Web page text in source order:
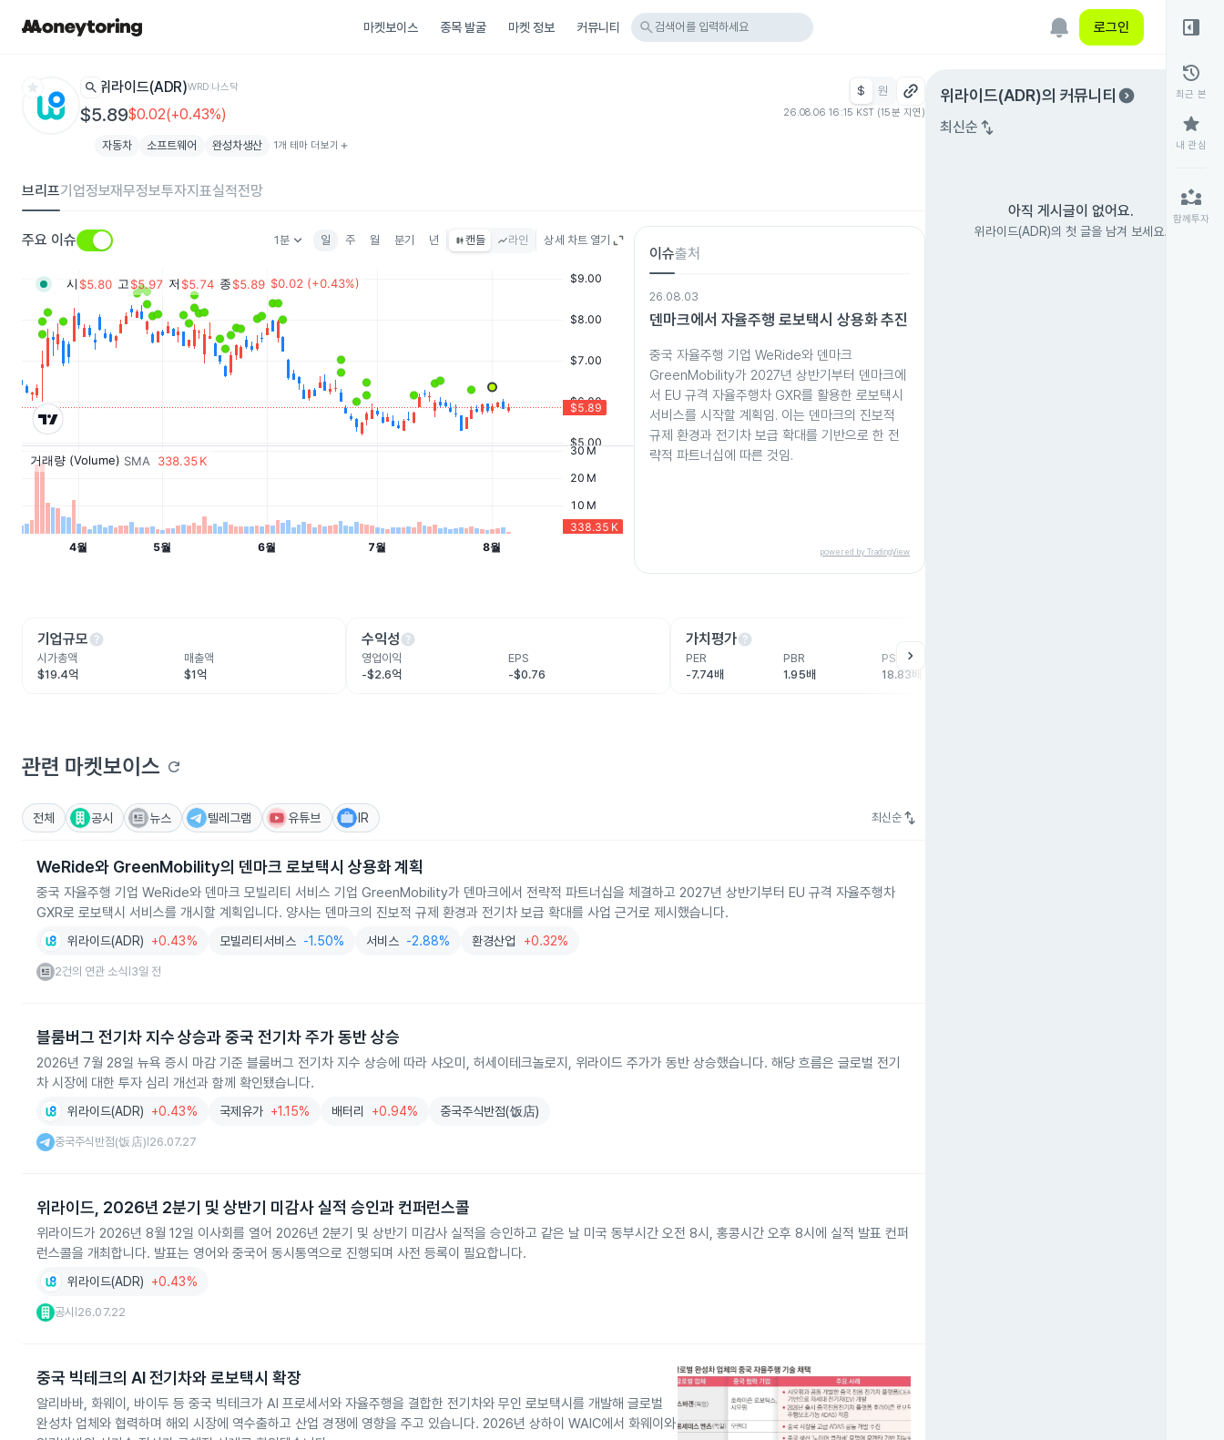
마켓보이스 종목 발굴 마켓 정보 커뮤니티 search 검색어를 입력하세요 로그인
star search 위라이드(ADR)WRD나스닥
$5.89$0.02(+0.43%)
$ 원
26.08.06 16:15 KST (15분 지연)
자동차 소프트웨어 완성차생산 1개 테마 더보기 add
브리프기업정보재무정보투자지표실적전망
주요 이슈 1분keyboard_arrow_down 일 주 월 분기 년 캔들 라인 상세 차트 열기
이슈출처
26.08.03
덴마크에서 자율주행 로보택시 상용화 추진
중국 자율주행 기업 WeRide와 덴마크
GreenMobility가 2027년 상반기부터 덴마크에
서 EU 규격 자율주행차 GXR를 활용한 로보택시
서비스를 시작할 계획임. 이는 덴마크의 진보적
규제 환경과 전기차 보급 확대를 기반으로 한 전
략적 파트너십에 따른 것임.
powered by TradingView
기업규모help
시가총액
$19.4억
매출액
$1억
수익성help
영업이익
-$2.6억
EPS
-$0.76
가치평가help
PER
-7.74배
PBR
1.95배
PSR
18.83배
chevron_right
관련 마켓보이스 refresh
전체 공시 뉴스 텔레그램 유튜브 IR 최신순 swap_vert
WeRide와 GreenMobility의 덴마크 로보택시 상용화 계획
중국 자율주행 기업 WeRide와 덴마크 모빌리티 서비스 기업 GreenMobility가 덴마크에서 전략적 파트너십을 체결하고 2027년 상반기부터 EU 규격 자율주행차
GXR로 로보택시 서비스를 개시할 계획입니다. 양사는 덴마크의 진보적 규제 환경과 전기차 보급 확대를 사업 근거로 제시했습니다.
위라이드(ADR) +0.43% 모빌리티서비스 -1.50% 서비스 -2.88% 환경산업 +0.32%
2건의 연관 소식 3일 전
블룸버그 전기차 지수 상승과 중국 전기차 주가 동반 상승
2026년 7월 28일 뉴욕 증시 마감 기준 블룸버그 전기차 지수 상승에 따라 샤오미, 허세이테크놀로지, 위라이드 주가가 동반 상승했습니다. 해당 흐름은 글로벌 전기
차 시장에 대한 투자 심리 개선과 함께 확인됐습니다.
위라이드(ADR) +0.43% 국제유가 +1.15% 배터리 +0.94% 중국주식반점(饭店)
중국주식반점(饭店) 26.07.27
위라이드, 2026년 2분기 및 상반기 미감사 실적 승인과 컨퍼런스콜
위라이드가 2026년 8월 12일 이사회를 열어 2026년 2분기 및 상반기 미감사 실적을 승인하고 같은 날 미국 동부시간 오전 8시, 홍콩시간 오후 8시에 실적 발표 컨퍼
런스콜을 개최합니다. 발표는 영어와 중국어 동시통역으로 진행되며 사전 등록이 필요합니다.
위라이드(ADR) +0.43%
공시 26.07.22
중국 빅테크의 AI 전기차와 로보택시 확장
알리바바, 화웨이, 바이두 등 중국 빅테크가 AI 프로세서와 자율주행을 결합한 전기차와 무인 로보택시를 개발해 글로벌
완성차 업체와 협력하며 해외 시장에 역수출하고 산업 경쟁에 영향을 주고 있습니다. 2026년 상하이 WAIC에서 화웨이와
위라이드(ADR)의 커뮤니티 expand_circle_right
최신순 swap_vert
아직 게시글이 없어요.
위라이드(ADR)의 첫 글을 남겨 보세요.
right_panel_open
history
최근 본
star
내 관심
partner_exchange
함께투자